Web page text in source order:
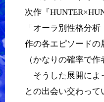
次作『
「オーラ別性格分
作の各エピソードの
（かなりの確率で
そうした展開によ
との出会い交わっ